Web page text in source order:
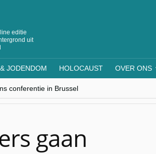
editie
uit
JODENDOM HOLOCAUST OVER ONS
conferentie in Brussel
begrijpt”, Jinnih Beels (Vooruit)
gaan